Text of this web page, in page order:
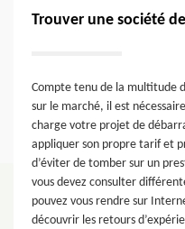
Trouver une société
Compte tenu de la multitude
sur le marché, il est
charge votre projet de
appliquer son propre tarif et
d’éviter de tomber sur un
vous devez consulter
pouvez vous rendre sur
découvrir les retours